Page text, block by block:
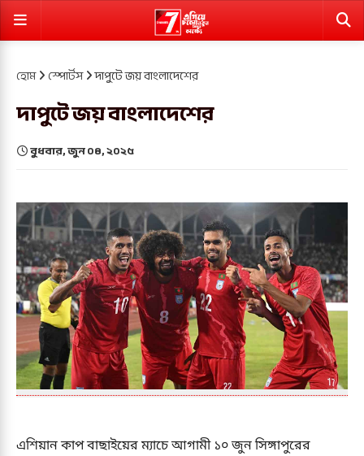
হোম স্পোর্টস দাপুটে জয় বাংলাদেশের
দাপুটে জয় বাংলাদেশের
বুধবার, জুন ০৪, ২০২৫
এশিয়ান কাপ বাছাইয়ের ম্যাচে আগামী ১০ জুন সিঙ্গাপুরের